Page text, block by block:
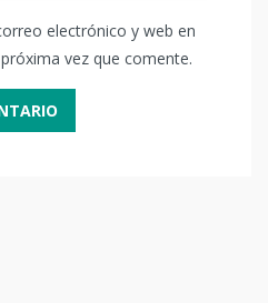
electrónico y web en
vez que comente.